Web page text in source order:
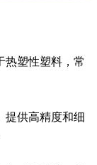
热塑性塑料，常
提供高精度和细